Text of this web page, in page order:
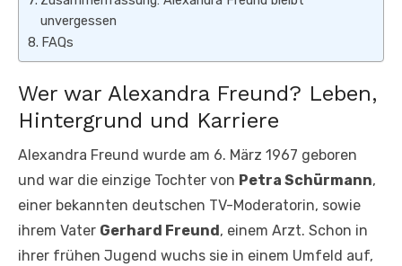
unvergessen
FAQs
Wer war Alexandra Freund? Leben,
Hintergrund und Karriere
Alexandra Freund wurde am 6. März 1967 geboren
und war die einzige Tochter von Petra Schürmann,
einer bekannten deutschen TV-Moderatorin, sowie
ihrem Vater Gerhard Freund , einem Arzt. Schon in
ihrer frühen Jugend wuchs sie in einem Umfeld auf,